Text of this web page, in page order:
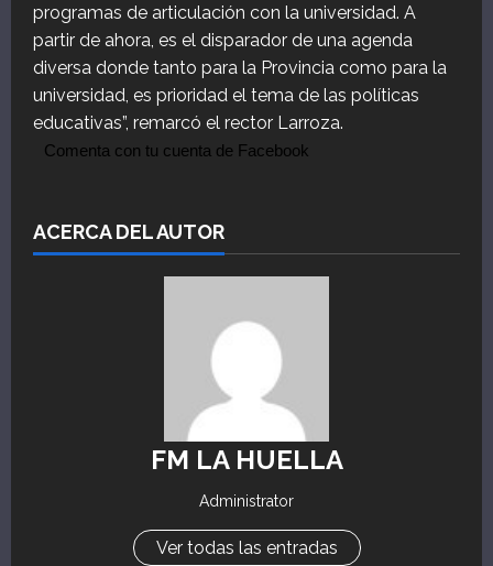
programas de articulación con la universidad. A
partir de ahora, es el disparador de una agenda
diversa donde tanto para la Provincia como para la
universidad, es prioridad el tema de las políticas
educativas”, remarcó el rector Larroza.
Comenta con tu cuenta de Facebook
ACERCA DEL AUTOR
FM LA HUELLA
Administrator
Ver todas las entradas